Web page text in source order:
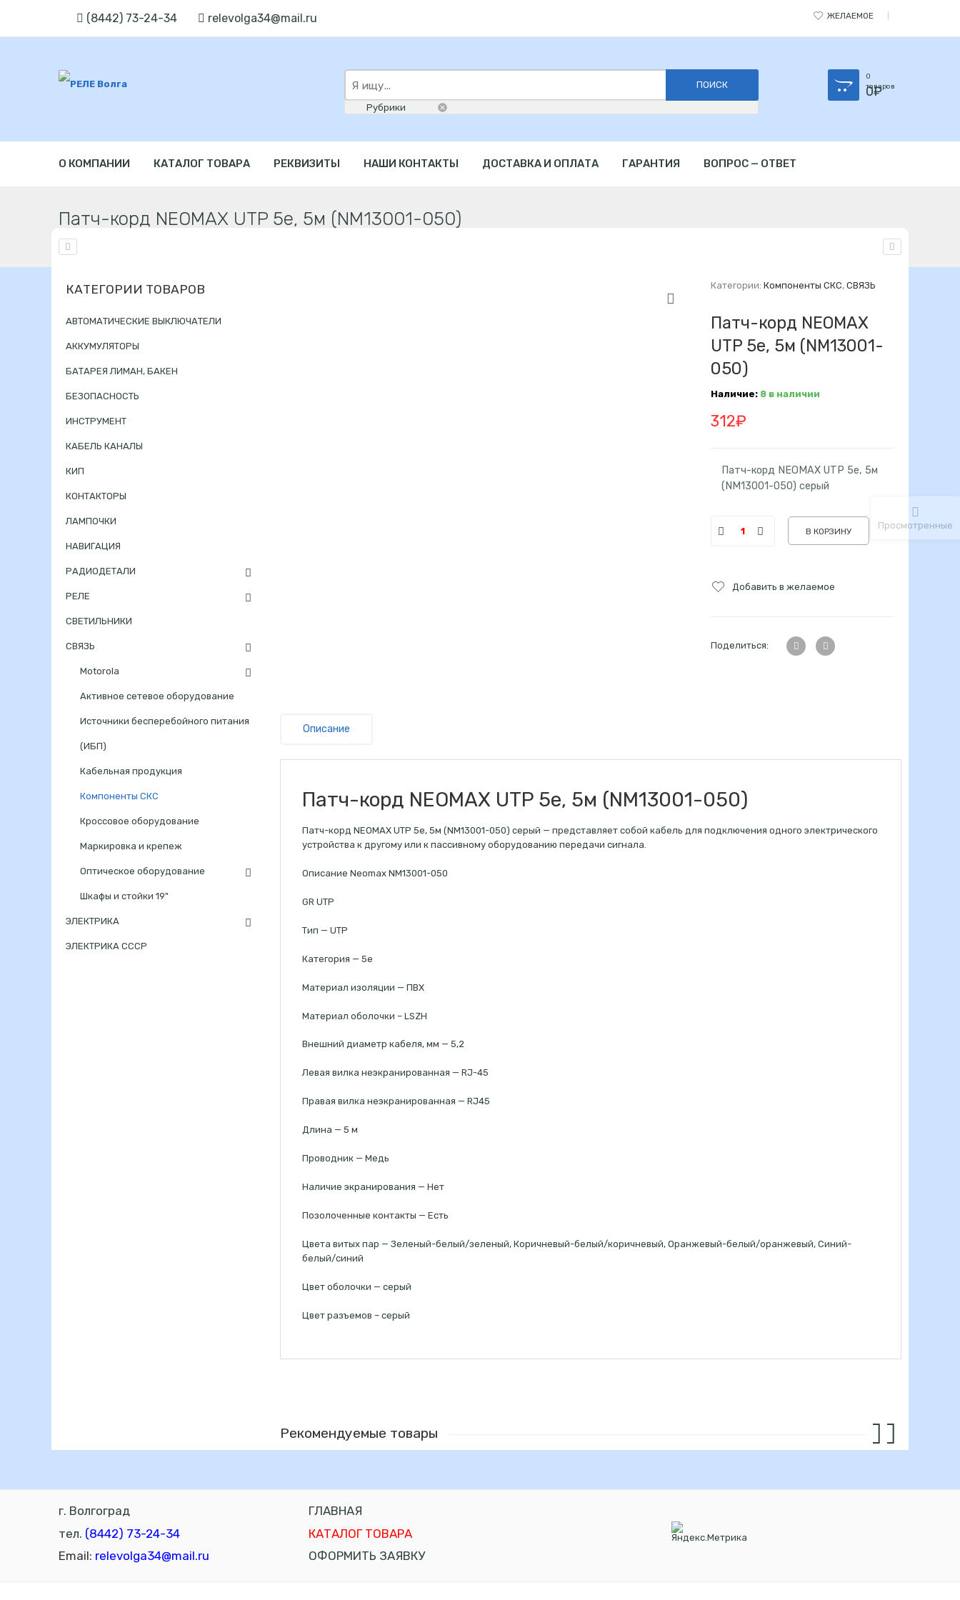
(8442) 73-24-34 relevolga34@mail.ru ЖЕЛАЕМОЕ
здесь
0
товаров
0₽
О КОМПАНИИ КАТАЛОГ ТОВАРА РЕКВИЗИТЫ НАШИ КОНТАКТЫ ДОСТАВКА И ОПЛАТА ГАРАНТИЯ ВОПРОС — ОТВЕТ
Патч-корд NEOMAX UTP 5e, 5м (NM13001-050)
Главная
Категории:Компоненты СКС,СВЯЗЬ
Патч-корд NEOMAX
UTP 5e, 5м (NM13001-
050)
Наличие: 8 в наличии
312₽
Патч-корд NEOMAX UTP 5e, 5м
(NM13001-050) серый
В КОРЗИНУ
Добавить в желаемое
Поделиться:
Описание
Патч-корд NEOMAX UTP 5e, 5м (NM13001-050)
Патч-корд NEOMAX UTP 5e, 5м (NM13001-050) серый — представляет собой кабель для подключения одного электрического
устройства к другому или к пассивному оборудованию передачи сигнала.
Описание Neomax NM13001-050
GR UTP
Тип — UTP
Категория — 5e
Материал изоляции — ПВХ
Материал оболочки – LSZH
Внешний диаметр кабеля, мм — 5,2
Левая вилка неэкранированная — RJ-45
Правая вилка неэкранированная — RJ45
Длина — 5 м
Проводник — Медь
Наличие экранирования — Нет
Позолоченные контакты — Есть
Цвета витых пар — Зеленый-белый/зеленый, Коричневый-белый/коричневый, Оранжевый-белый/оранжевый, Синий-
белый/синий
Цвет оболочки — серый
Цвет разъемов – серый
Рекомендуемые товары
КАТЕГОРИИ ТОВАРОВ
АВТОМАТИЧЕСКИЕ ВЫКЛЮЧАТЕЛИ
АККУМУЛЯТОРЫ
БАТАРЕЯ ЛИМАН, БАКЕН
БЕЗОПАСНОСТЬ
ИНСТРУМЕНТ
КАБЕЛЬ КАНАЛЫ
КИП
КОНТАКТОРЫ
ЛАМПОЧКИ
НАВИГАЦИЯ
РАДИОДЕТАЛИ
РЕЛЕ
СВЕТИЛЬНИКИ
СВЯЗЬ
Motorola
Активное сетевое оборудование
Источники бесперебойного питания
(ИБП)
Кабельная продукция
Компоненты СКС
Кроссовое оборудование
Маркировка и крепеж
Оптическое оборудование
Шкафы и стойки 19"
ЭЛЕКТРИКА
ЭЛЕКТРИКА СССР
г. Волгоград
тел. (8442) 73-24-34
Email: relevolga34@mail.ru
ГЛАВНАЯ
КАТАЛОГ ТОВАРА
ОФОРМИТЬ ЗАЯВКУ
Просмотренные